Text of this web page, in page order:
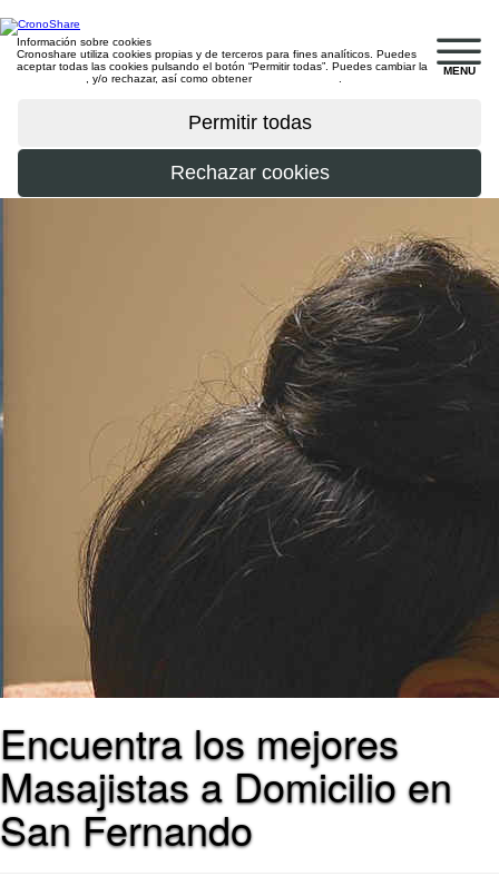
MENU
Información sobre cookies
Cronoshare utiliza cookies propias y de terceros para fines analíticos. Puedes
aceptar todas las cookies pulsando el botón “Permitir todas”. Puedes cambiar la
, y/o rechazar, así como obtener
Encuentra los mejores
Masajistas a Domicilio en
San Fernando